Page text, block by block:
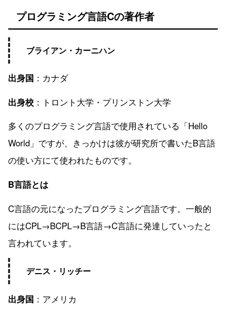
プログラミング言語Cの著作者
ブライアン・カーニハン
出身国 ：カナダ
出身校 ：トロント大学・プリンストン大学
多くのプログラミング言語で使用されている「Hello
World」ですが、きっかけは彼が研究所で書いたB言語
の使い方にて使われたものです。
B言語とは
C言語の元になったプログラミング言語です。一般的
にはCPL→BCPL→B言語→C言語に発達していったと
言われています。
デニス・リッチー
出身国 ：アメリカ